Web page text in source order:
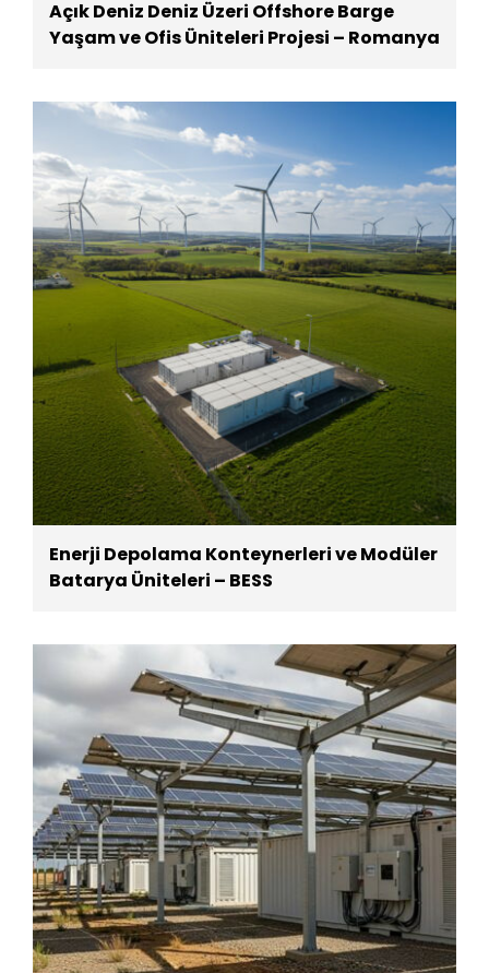
Açık Deniz Deniz Üzeri Offshore Barge
Yaşam ve Ofis Üniteleri Projesi – Romanya
Enerji Depolama Konteynerleri ve Modüler
Batarya Üniteleri – BESS